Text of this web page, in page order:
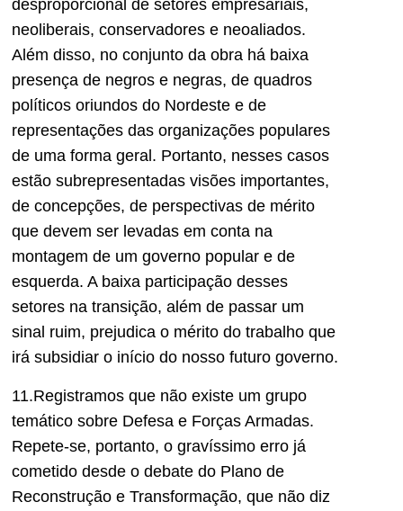
desproporcional de setores empresariais,
neoliberais, conservadores e neoaliados.
Além disso, no conjunto da obra há baixa
presença de negros e negras, de quadros
políticos oriundos do Nordeste e de
representações das organizações populares
de uma forma geral. Portanto, nesses casos
estão subrepresentadas visões importantes,
de concepções, de perspectivas de mérito
que devem ser levadas em conta na
montagem de um governo popular e de
esquerda. A baixa participação desses
setores na transição, além de passar um
sinal ruim, prejudica o mérito do trabalho que
irá subsidiar o início do nosso futuro governo.
11.Registramos que não existe um grupo
temático sobre Defesa e Forças Armadas.
Repete-se, portanto, o gravíssimo erro já
cometido desde o debate do Plano de
Reconstrução e Transformação, que não diz